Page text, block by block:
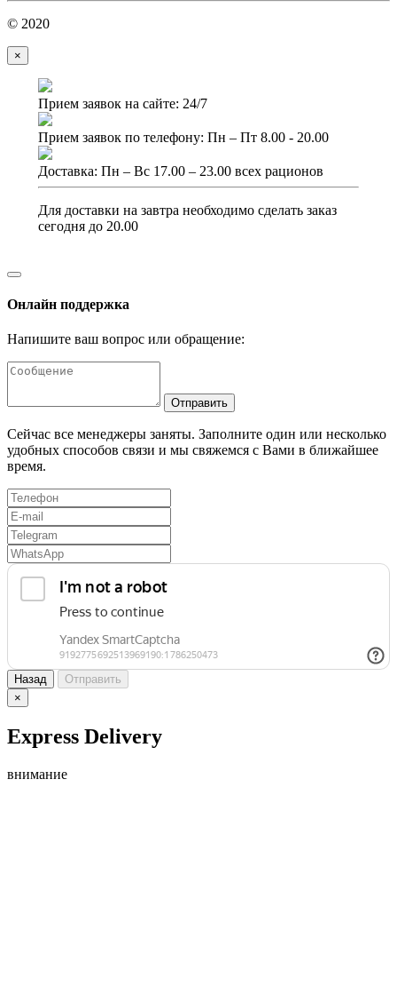
© 2020
×
Прием заявок на сайте: 24/7
Прием заявок по телефону: Пн – Пт 8.00 - 20.00
Доставка: Пн – Вс 17.00 – 23.00 всех рационов
Для доставки на завтра необходимо сделать заказ
сегодня до 20.00
Онлайн поддержка
Напишите ваш вопрос или обращение:
Отправить
Сейчас все менеджеры заняты. Заполните один или несколько
удобных способов связи и мы свяжемся с Вами в ближайшее
время.
Назад
Отправить
×
Express Delivery
внимание